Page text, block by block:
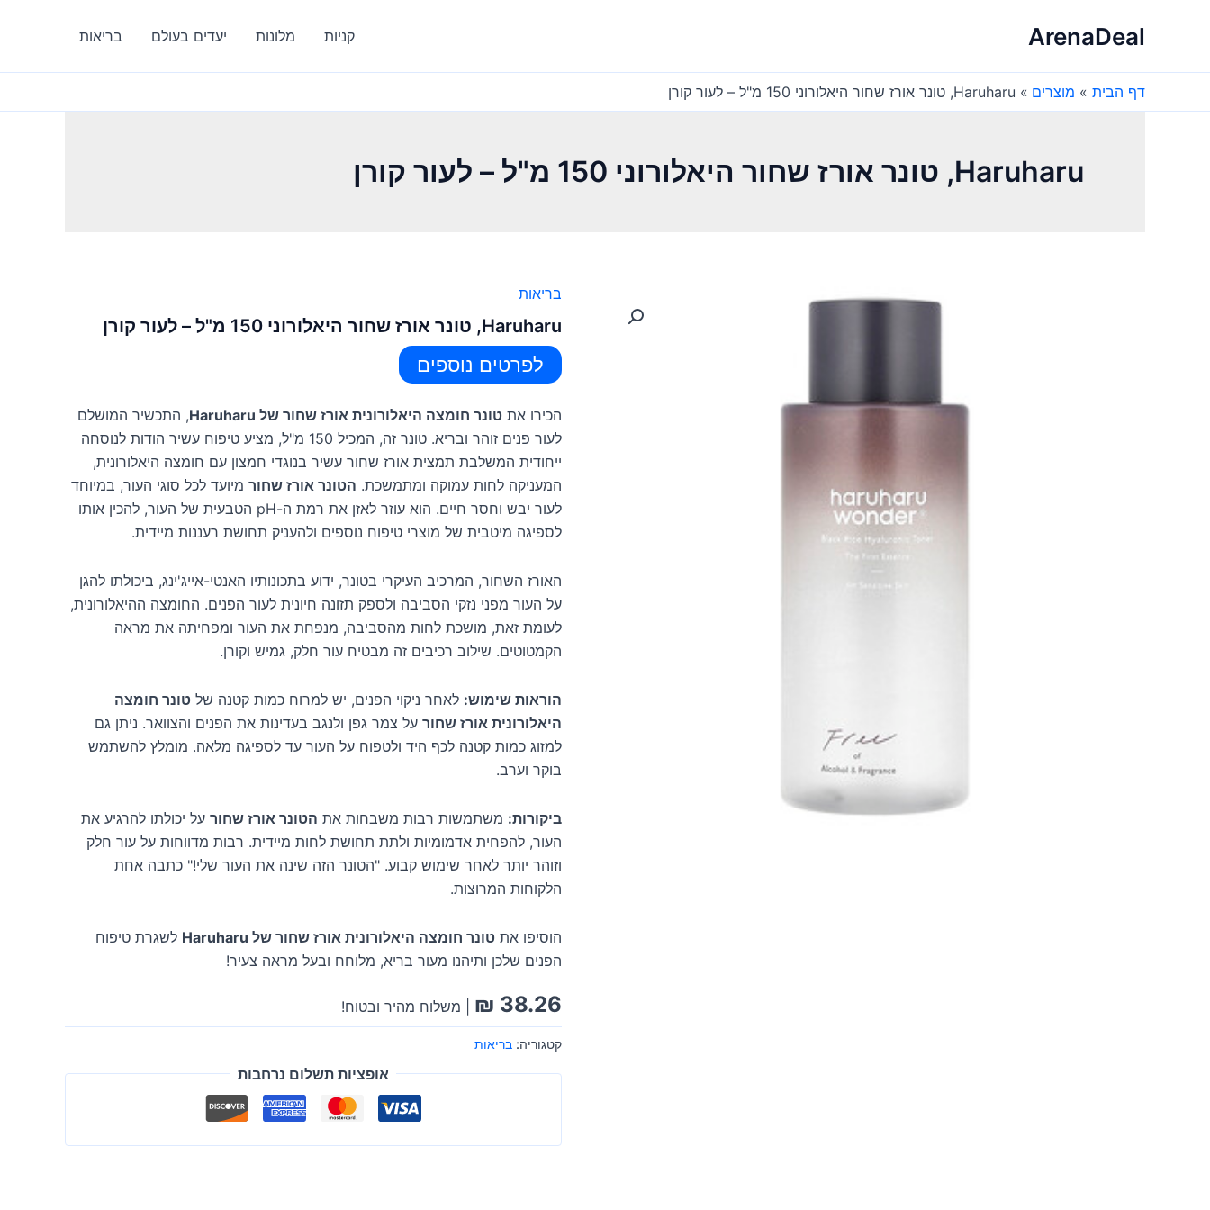
ArenaDeal קניות מלונות יעדים בעולם בריאות
דף הבית מוצרים Haruharu, טונר אורז שחור היאלורוני 150 מ"ל – לעור קורן
Haruharu, טונר אורז שחור היאלורוני 150 מ"ל – לעור קורן
בריאות
Haruharu, טונר אורז שחור היאלורוני 150 מ"ל – לעור קורן
לפרטים נוספים
הכירו את טונר חומצה היאלורונית אורז שחור של Haruharu
, התכשיר המושלם
לעור פנים זוהר ובריא. טונר זה, המכיל 150 מ"ל, מציע טיפוח עשיר הודות לנוסחה
ייחודית המשלבת תמצית אורז שחור עשיר בנוגדי חמצון עם חומצה היאלורונית,
המעניקה לחות עמוקה ומתמשכת. הטונר אורז שחור מיועד לכל סוגי העור, במיוחד
לעור יבש וחסר חיים. הוא עוזר לאזן את רמת ה-pH הטבעית של העור, להכין אותו
לספיגה מיטבית של מוצרי טיפוח נוספים ולהעניק תחושת רעננות מיידית.
האורז השחור, המרכיב העיקרי בטונר, ידוע בתכונותיו האנטי-אייג'ינג, ביכולתו להגן
על העור מפני נזקי הסביבה ולספק תזונה חיונית לעור הפנים. החומצה ההיאלורונית,
לעומת זאת, מושכת לחות מהסביבה, מנפחת את העור ומפחיתה את מראה
הקמטוטים. שילוב רכיבים זה מבטיח עור חלק, גמיש וקורן.
הוראות שימוש: לאחר ניקוי הפנים, יש למרוח כמות קטנה של טונר חומצה
היאלורונית אורז שחור על צמר גפן ולנגב בעדינות את הפנים והצוואר. ניתן גם
למזוג כמות קטנה לכף היד ולטפוח על העור עד לספיגה מלאה. מומלץ להשתמש
בוקר וערב.
ביקורות: משתמשות רבות משבחות את הטונר אורז שחור על יכולתו להרגיע את
העור, להפחית אדמומיות ולתת תחושת לחות מיידית. רבות מדווחות על עור חלק
וזוהר יותר לאחר שימוש קבוע. "הטונר הזה שינה את העור שלי!" כתבה אחת
הלקוחות המרוצות.
הוסיפו את טונר חומצה היאלורונית אורז שחור של Haruharu
לשגרת טיפוח
הפנים שלכן ותיהנו מעור בריא, מלוחח ובעל מראה צעיר!
₪ 38.26 | משלוח מהיר ובטוח!
קטגוריה: בריאות
אופציות תשלום נרחבות